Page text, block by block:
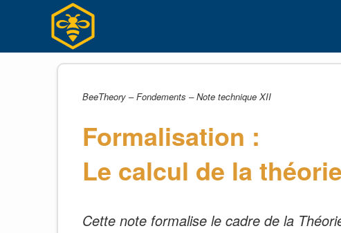
BeeTheory – Fondements – Note technique XII
Formalisation :
Le calcul de la
Cette note formalise le cadre de la